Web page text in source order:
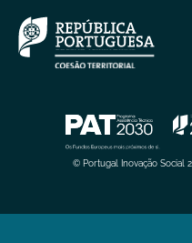
© Portugal Inovação Social